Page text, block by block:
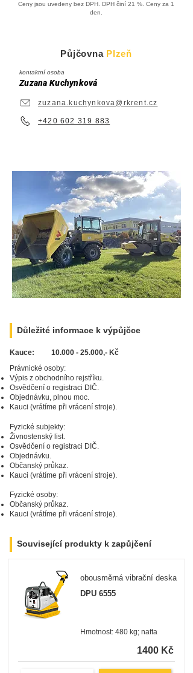
Ceny jsou uvedeny bez DPH. DPH činí 21 %. Ceny za 1
den.
kontaktní osoba
Zuzana Kuchynková
zuzana.kuchynkova@rkrent.cz
+420 602 319 883
Půjčovna Plzeň
Zarezervujte si produkt ještě dnes!
Důležité informace k výpůjčce
Kauce: 10.000 - 25.000,- Kč
Právnické osoby:
Výpis z obchodního rejstříku.
Osvědčení o registraci DIČ.
Objednávku, plnou moc.
Kauci (vrátíme při vrácení stroje).
Fyzické subjekty:
Živnostenský list.
Osvědčení o registraci DIČ.
Objednávku.
Občanský průkaz.
Kauci (vrátíme při vrácení stroje).
Fyzické osoby:
Občanský průkaz.
Kauci (vrátíme při vrácení stroje).
Související produkty k zapůjčení
obousměrná vibrační deska
DPU 6555
Hmotnost: 480 kg; nafta
1400 Kč